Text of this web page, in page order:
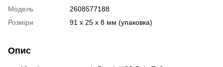
Модель
2608577188
Розміри
91 x 25 x 8 мм (упаковка)
Опис